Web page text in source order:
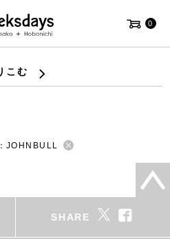
0
こむ
JOHNBULL
SHARE